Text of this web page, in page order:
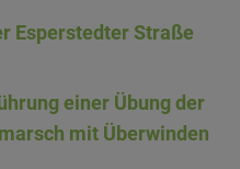
Esperstedter Straße
einer Übung der
mit Überwinden